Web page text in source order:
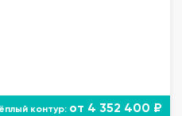
от 4 352 400 ₽